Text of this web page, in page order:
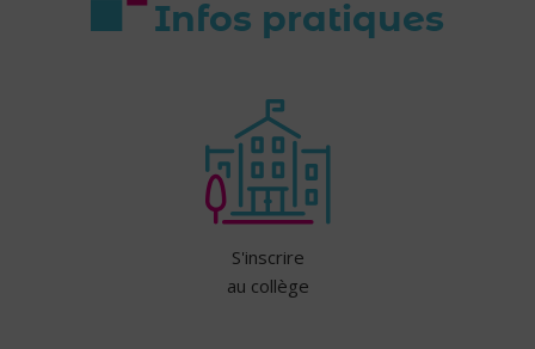
Infos pratiques
S'inscrire
au collège